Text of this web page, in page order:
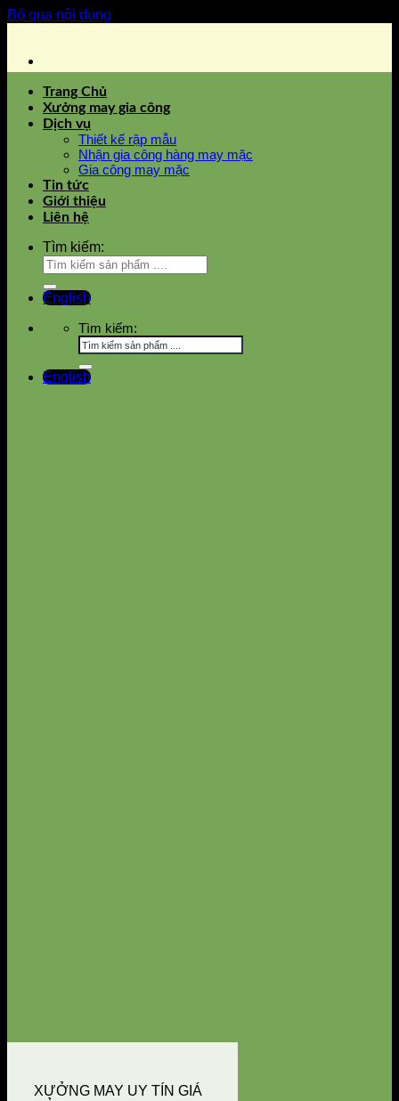
Bỏ qua nội dung
Trang Chủ
Xưởng may gia công
Dịch vụ
Thiết kế rập mẫu
Nhận gia công hàng may mặc
Gia công may mặc
Tin tức
Giới thiệu
Liên hệ
Tìm kiếm:
English
Tìm kiếm:
English
XƯỞNG MAY UY TÍN GIÁ